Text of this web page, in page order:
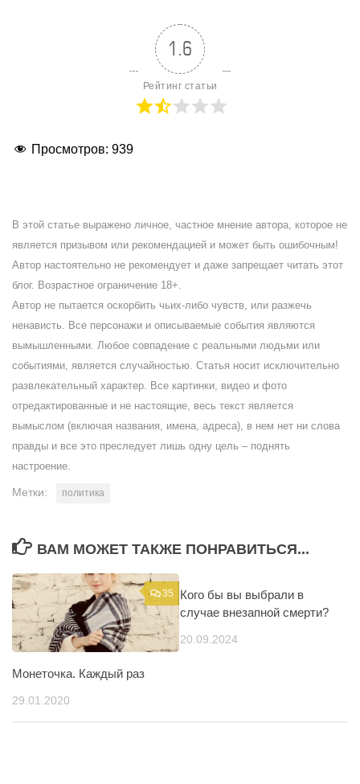
1.6
Рейтинг статьи
Просмотров: 939
В этой статье выражено личное, частное мнение автора, которое не
является призывом или рекомендацией и может быть ошибочным!
Автор настоятельно не рекомендует и даже запрещает читать этот
блог. Возрастное ограничение 18+.
Автор не пытается оскорбить чьих-либо чувств, или разжечь
ненависть. Все персонажи и описываемые события являются
вымышленными. Любое совпадение с реальными людьми или
событиями, является случайностью. Статья носит исключительно
развлекательный характер. Все картинки, видео и фото
отредактированные и не настоящие, весь текст является
вымыслом (включая названия, имена, адреса), в нем нет ни слова
правды и все это преследует лишь одну цель – поднять
настроение.
Метки: политика
ВАМ МОЖЕТ ТАКЖЕ ПОНРАВИТЬСЯ...
35
Монеточка. Каждый раз
29.01.2020
Кого бы вы выбрали в
случае внезапной смерти?
20.09.2024